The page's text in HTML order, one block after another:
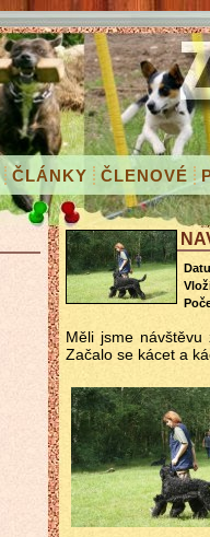
ČLÁNKY ČLENOVÉ
Měli jsme
Začalo se kácet a